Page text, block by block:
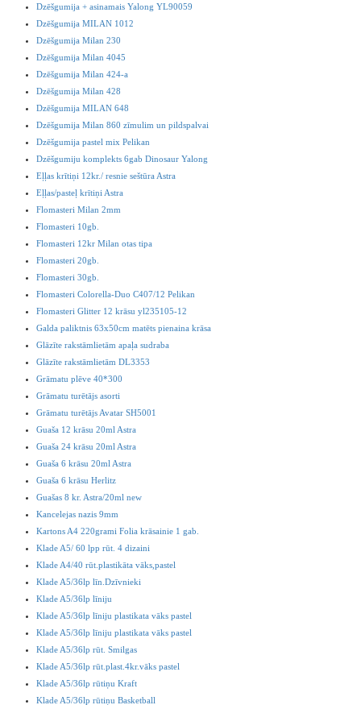
Dzēšgumija + asinamais Yalong YL90059
Dzēšgumija MILAN 1012
Dzēšgumija Milan 230
Dzēšgumija Milan 4045
Dzēšgumija Milan 424-a
Dzēšgumija Milan 428
Dzēšgumija MILAN 648
Dzēšgumija Milan 860 zīmulim un pildspalvai
Dzēšgumija pastel mix Pelikan
Dzēšgumiju komplekts 6gab Dinosaur Yalong
Eļļas krītiņi 12kr./ resnie seštūra Astra
Eļļas/pasteļ krītiņi Astra
Flomasteri Milan 2mm
Flomasteri 10gb.
Flomasteri 12kr Milan otas tipa
Flomasteri 20gb.
Flomasteri 30gb.
Flomasteri Colorella-Duo C407/12 Pelikan
Flomasteri Glitter 12 krāsu yl235105-12
Galda paliktnis 63x50cm matēts pienaina krāsa
Glāzīte rakstāmlietām apaļa sudraba
Glāzīte rakstāmlietām DL3353
Grāmatu plēve 40*300
Grāmatu turētājs asorti
Grāmatu turētājs Avatar SH5001
Guaša 12 krāsu 20ml Astra
Guaša 24 krāsu 20ml Astra
Guaša 6 krāsu 20ml Astra
Guaša 6 krāsu Herlitz
Guašas 8 kr. Astra/20ml new
Kancelejas nazis 9mm
Kartons A4 220grami Folia krāsainie 1 gab.
Klade A5/ 60 lpp rūt. 4 dizaini
Klade A4/40 rūt.plastikāta vāks,pastel
Klade A5/36lp līn.Dzīvnieki
Klade A5/36lp līniju
Klade A5/36lp līniju plastikata vāks pastel
Klade A5/36lp līniju plastikata vāks pastel
Klade A5/36lp rūt. Smilgas
Klade A5/36lp rūt.plast.4kr.vāks pastel
Klade A5/36lp rūtiņu Kraft
Klade A5/36lp rūtiņu Basketball